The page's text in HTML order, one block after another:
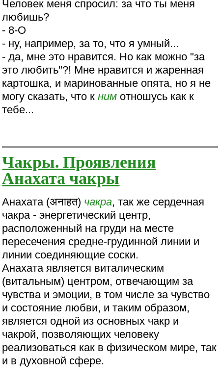
Человек меня спросил: за что ты меня
любишь?
- 8-О
- ну, например, за то, что я умный...
- да, мне это нравится. Но как можно "за
это любить"?! Мне нравится и жаренная
картошка, и маринованные опята, но я не
могу сказать, что кним отношусь как к
тебе...
Чакры. Проявления
Анахата чакры
Анахата (अनाहत) чакра, так же сердечная
чакра - энергетический центр,
расположенный на груди на месте
пересечения средне-грудинной линии и
линии соединяющие соски.
Анахата является виталическим
(витальным) центром, отвечающим за
чувства и эмоции, в том числе за чувство
и состояние любви, и таким образом,
является одной из основных чакр и
чакрой, позволяющих человеку
реализоваться как в физическом мире, так
и в духовной сфере.